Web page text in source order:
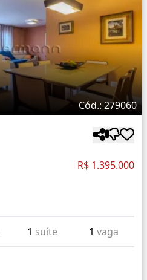
Cód.: 279060
R$ 1.395.000
1 suíte 1 vaga